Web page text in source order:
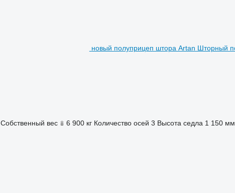
новый полуприцеп штора Artan Шторный
Собственный вес 6 900 кг Количество осей 3 Высота седла 1 150 мм